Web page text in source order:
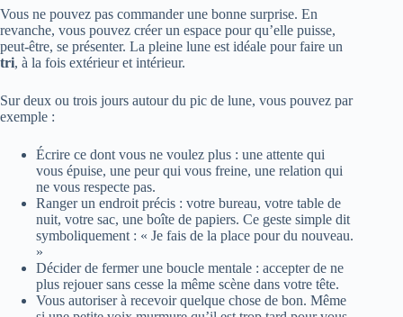
Vous ne pouvez pas commander une bonne surprise. En
revanche, vous pouvez créer un espace pour qu’elle puisse,
peut-être, se présenter. La pleine lune est idéale pour faire un
tri, à la fois extérieur et intérieur.
Sur deux ou trois jours autour du pic de lune, vous pouvez par
exemple :
Écrire ce dont vous ne voulez plus : une attente qui
vous épuise, une peur qui vous freine, une relation qui
ne vous respecte pas.
Ranger un endroit précis : votre bureau, votre table de
nuit, votre sac, une boîte de papiers. Ce geste simple dit
symboliquement : « Je fais de la place pour du nouveau.
»
Décider de fermer une boucle mentale : accepter de ne
plus rejouer sans cesse la même scène dans votre tête.
Vous autoriser à recevoir quelque chose de bon. Même